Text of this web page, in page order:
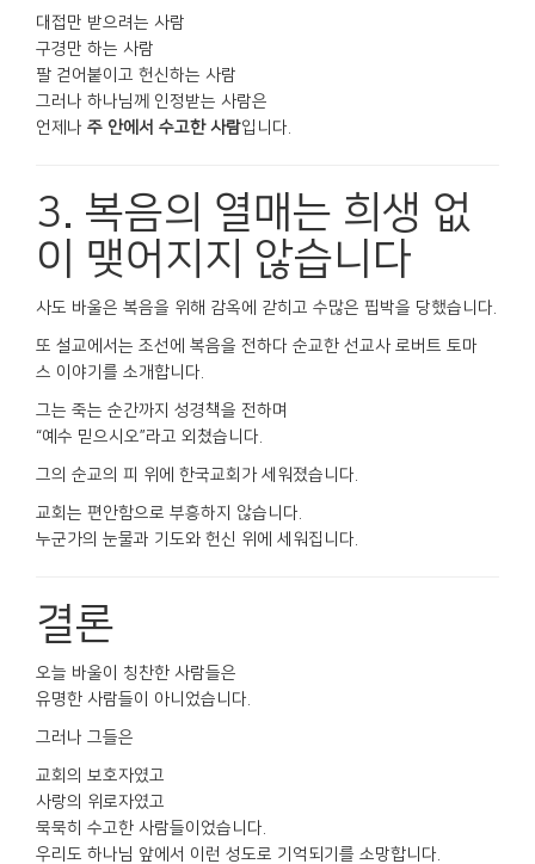
대접만 받으려는 사람
구경만 하는 사람
팔 걷어붙이고 헌신하는 사람
그러나 하나님께 인정받는 사람은
언제나 주 안에서 수고한 사람입니다.
3. 복음의 열매는 희생 없
이 맺어지지 않습니다
사도 바울은 복음을 위해 감옥에 갇히고 수많은 핍박을 당했습니다.
또 설교에서는 조선에 복음을 전하다 순교한 선교사 로버트 토마
스 이야기를 소개합니다.
그는 죽는 순간까지 성경책을 전하며
“예수 믿으시오”라고 외쳤습니다.
그의 순교의 피 위에 한국교회가 세워졌습니다.
교회는 편안함으로 부흥하지 않습니다.
누군가의 눈물과 기도와 헌신 위에 세워집니다.
결론
오늘 바울이 칭찬한 사람들은
유명한 사람들이 아니었습니다.
그러나 그들은
교회의 보호자였고
사랑의 위로자였고
묵묵히 수고한 사람들이었습니다.
우리도 하나님 앞에서 이런 성도로 기억되기를 소망합니다.